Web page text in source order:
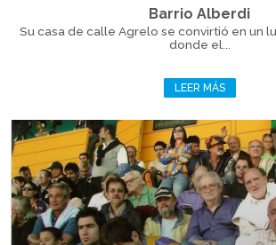
Barrio Alberdi
Su casa de calle Agrelo se convirtió en un
donde el...
LEER MÁS